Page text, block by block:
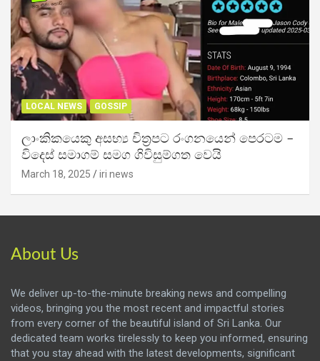
LOCAL NEWS GOSSIP
ලාංකිකයෙකු අසභ්‍ය චිත්‍රපට රංගනයෙන් පෙරටම –
විදෙස් සමාගම් සමග ගිවිසුම්ගත වෙයි
March 18, 2025 iri news
About Us
We deliver up-to-the-minute breaking news and compelling
videos, bringing you the most recent and impactful stories
from every corner of the beautiful island of Sri Lanka. Our
dedicated team works tirelessly to keep you informed, ensuring
that you stay ahead with the latest developments, significant